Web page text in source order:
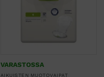
VARASTOSSA
AIKUISTEN MUOTOVAIPAT